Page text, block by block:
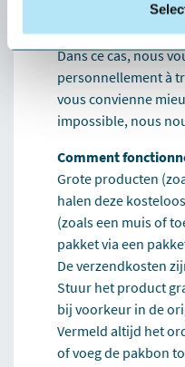
Que se passe-t-il si
pas ?
Dans ce cas, nous
personnellement à
vous convienne
impossible, nous
Comment
Grote producten
halen deze
(zoals een muis of
pakket via een
De verzendkosten
Stuur het product
bij voorkeur in de
Vermeld altijd het
of voeg de pakbon